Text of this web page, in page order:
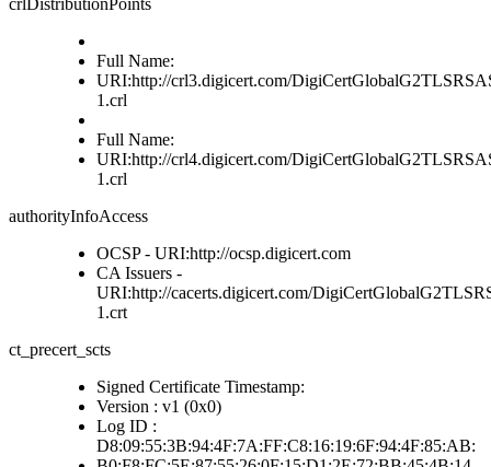
crlDistributionPoints
Full Name:
URI:http://crl3.digicert.com/
1.crl
Full Name:
URI:http://crl4.digicert.com/
1.crl
authorityInfoAccess
OCSP - URI:http://ocsp.digicert.com
CA Issuers -
URI:http://cacerts.digicert.com/
1.crt
ct_precert_scts
Signed Certificate Timestamp:
Version : v1 (0x0)
Log ID :
D8:09:55:3B:94:4F:7A:FF:C8:16:19:6F:94:4F:85:AB: